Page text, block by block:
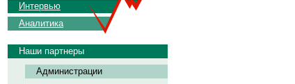
Интервью
Аналитика
Наши партнеры
Администрации